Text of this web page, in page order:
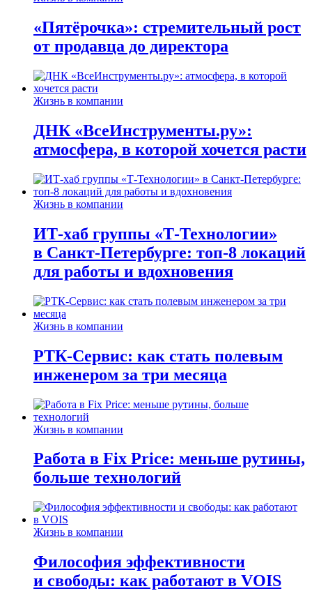
«Пятёрочка»: стремительный рост
от продавца до директора
Жизнь в компании
ДНК «ВсеИнструменты.ру»:
атмосфера, в которой хочется расти
Жизнь в компании
ИТ-хаб группы «Т-Технологии»
в Санкт-Петербурге: топ-8 локаций
для работы и вдохновения
Жизнь в компании
РТК-Сервис: как стать полевым
инженером за три месяца
Жизнь в компании
Работа в Fix Price: меньше рутины,
больше технологий
Жизнь в компании
Философия эффективности
и свободы: как работают в VOIS